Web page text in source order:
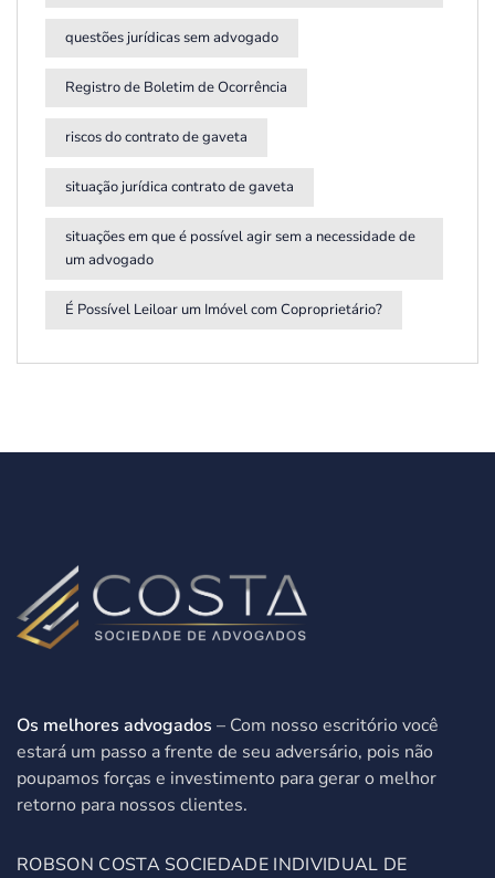
questões jurídicas sem advogado
Registro de Boletim de Ocorrência
riscos do contrato de gaveta
situação jurídica contrato de gaveta
situações em que é possível agir sem a necessidade de
um advogado
É Possível Leiloar um Imóvel com Coproprietário?
Os melhores advogados – Com nosso escritório você
estará um passo a frente de seu adversário, pois não
poupamos forças e investimento para gerar o melhor
retorno para nossos clientes.
ROBSON COSTA SOCIEDADE INDIVIDUAL DE